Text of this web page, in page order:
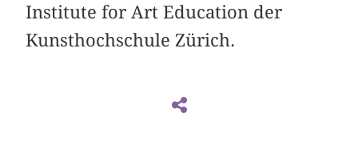
Institute for Art Education der
Kunsthochschule Zürich.